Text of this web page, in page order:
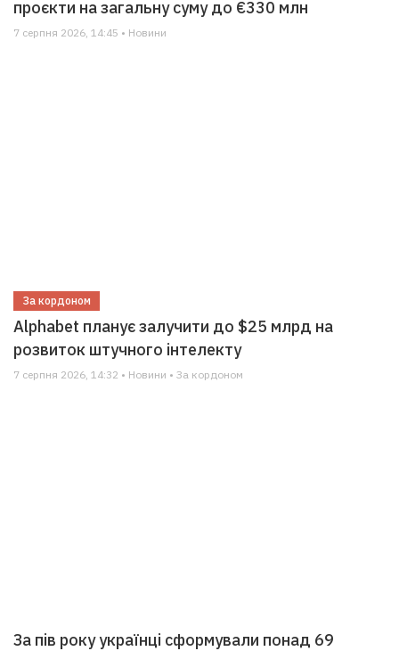
проєкти на загальну суму до €330 млн
7 серпня 2026, 14:45 • Новини
За кордоном
Alphabet планує залучити до $25 млрд на
розвиток штучного інтелекту
7 серпня 2026, 14:32 • Новини • За кордоном
За пів року українці сформували понад 69